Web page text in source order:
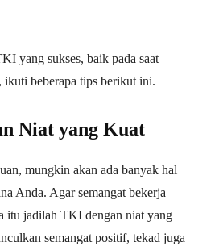
yang sukses, baik pada saat
ikuti beberapa tips berikut ini.
Niat yang Kuat
mungkin akan ada banyak hal
Anda. Agar semangat bekerja
itu jadilah TKI dengan niat yang
semangat positif, tekad juga